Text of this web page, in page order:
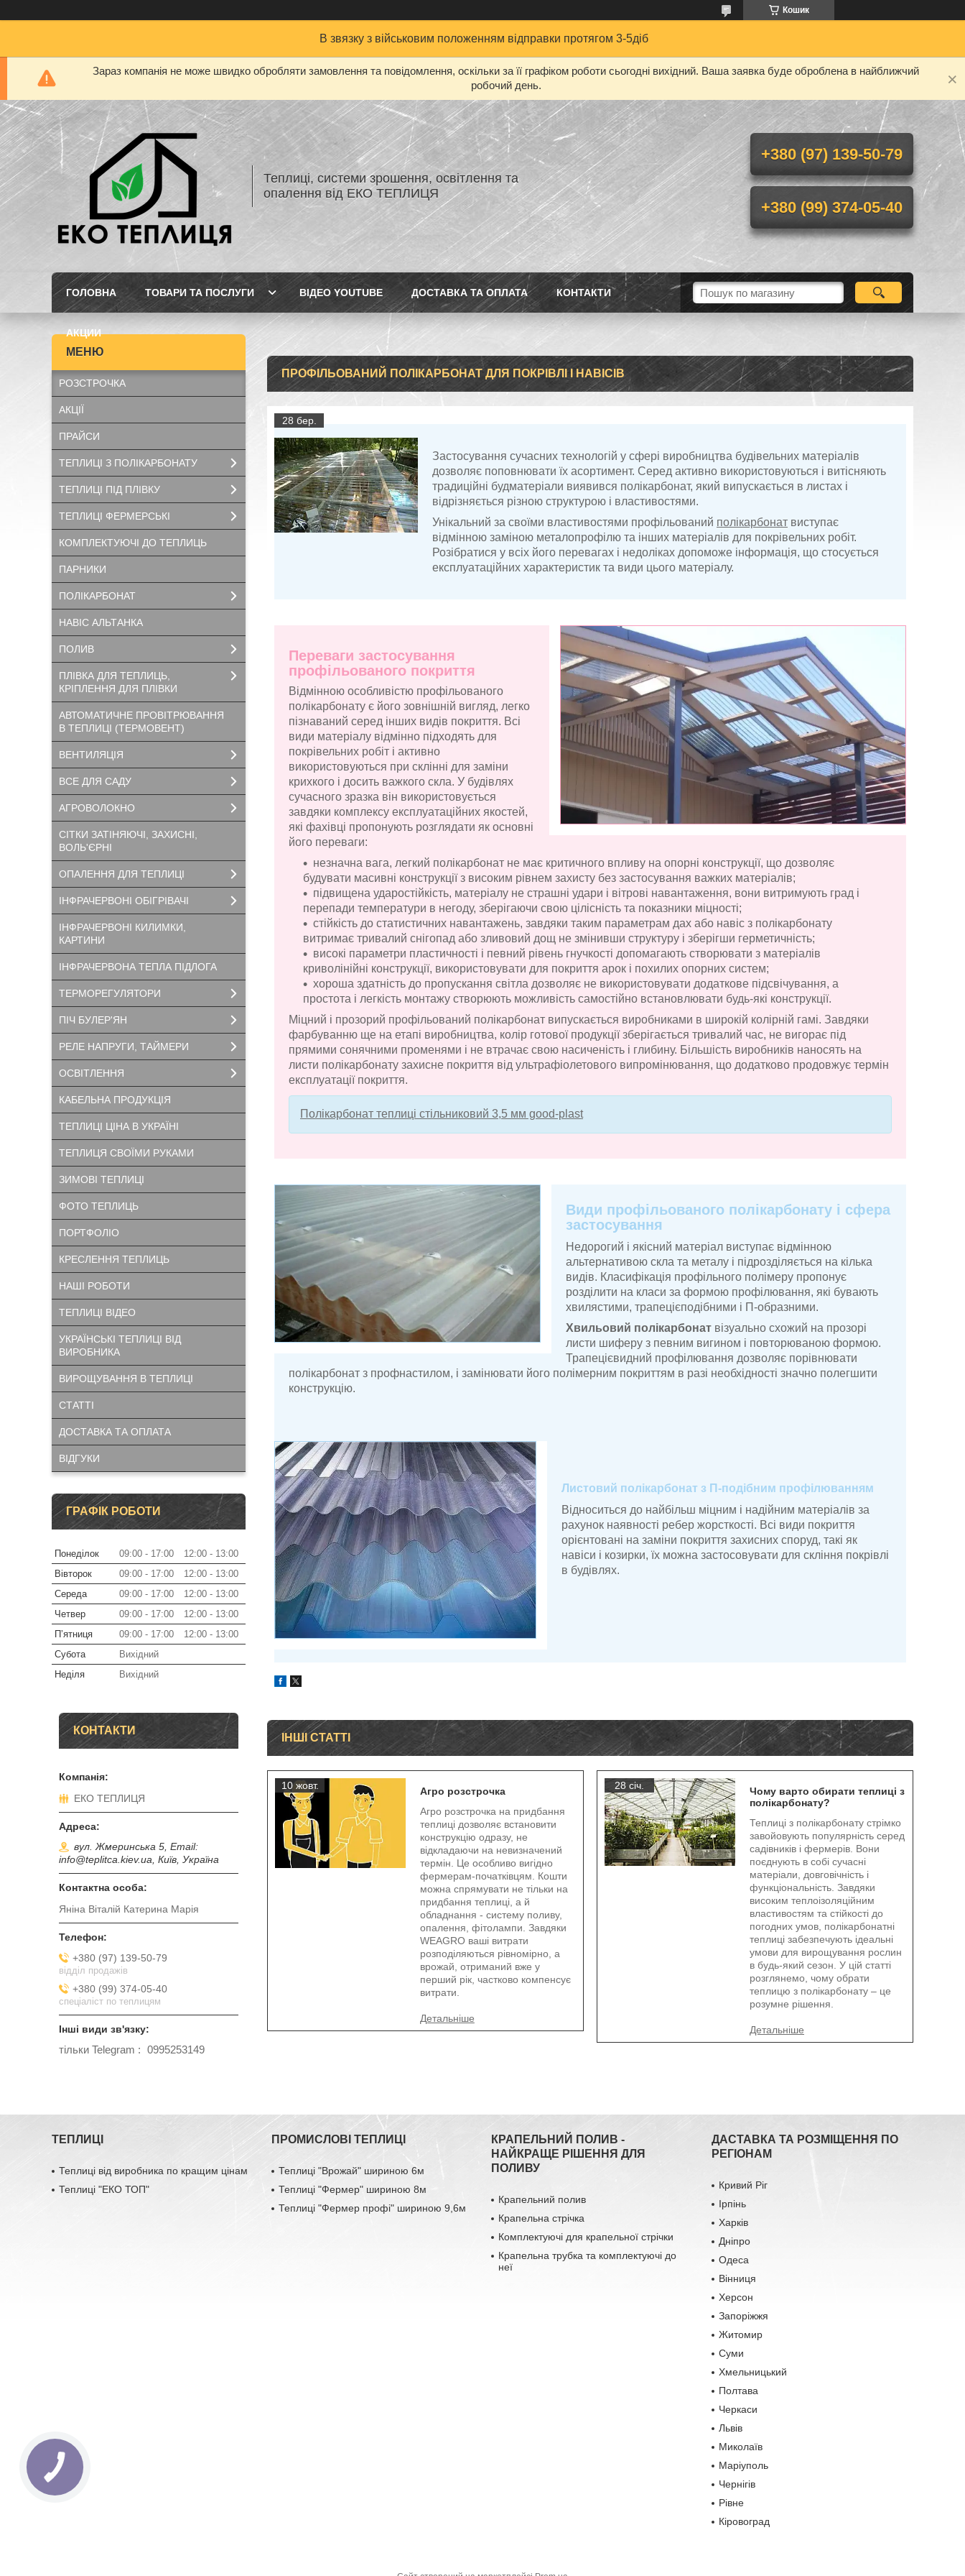
Кошик
В звязку з військовим положенням відправки протягом 3-5діб
Зараз компанія не може швидко обробляти замовлення та повідомлення, оскільки за її графіком роботи сьогодні вихідний. Ваша заявка буде оброблена в найближчий
робочий день.
Теплиці, системи зрошення, освітлення та
опалення від ЕКО ТЕПЛИЦЯ
+380 (97) 139-50-79
+380 (99) 374-05-40
ГОЛОВНА ТОВАРИ ТА ПОСЛУГИ ВІДЕО YOUTUBE ДОСТАВКА ТА ОПЛАТА КОНТАКТИ
АКЦИИ
ПРОФІЛЬОВАНИЙ ПОЛІКАРБОНАТ ДЛЯ ПОКРІВЛІ І НАВІСІВ
28 бер.
Застосування сучасних технологій у сфері виробництва будівельних матеріалів
дозволяє поповнювати їх асортимент. Серед активно використовуються і витісняють
традиційні будматеріали виявився полікарбонат, який випускається в листах і
відрізняється різною структурою і властивостями.
Унікальний за своїми властивостями профільований полікарбонат виступає
відмінною заміною металопрофілю та інших матеріалів для покрівельних робіт.
Розібратися у всіх його перевагах і недоліках допоможе інформація, що стосується
експлуатаційних характеристик та види цього матеріалу.
Переваги застосування
профільованого покриття
Відмінною особливістю профільованого
полікарбонату є його зовнішній вигляд, легко
пізнаваний серед інших видів покриття. Всі
види матеріалу відмінно підходять для
покрівельних робіт і активно
використовуються при склінні для заміни
крихкого і досить важкого скла. У будівлях
сучасного зразка він використовується
завдяки комплексу експлуатаційних якостей,
які фахівці пропонують розглядати як основні
його переваги:
незначна вага, легкий полікарбонат не має критичного впливу на опорні конструкції, що дозволяє
будувати масивні конструкції з високим рівнем захисту без застосування важких матеріалів;
підвищена ударостійкість, матеріалу не страшні удари і вітрові навантаження, вони витримують град і
перепади температури в негоду, зберігаючи свою цілісність та показники міцності;
стійкість до статистичних навантажень, завдяки таким параметрам дах або навіс з полікарбонату
витримає тривалий снігопад або зливовий дощ не змінивши структуру і зберігши герметичність;
високі параметри пластичності і певний рівень гнучкості допомагають створювати з матеріалів
криволінійні конструкції, використовувати для покриття арок і похилих опорних систем;
хороша здатність до пропускання світла дозволяє не використовувати додаткове підсвічування, а
простота і легкість монтажу створюють можливість самостійно встановлювати будь-які конструкції.
Міцний і прозорий профільований полікарбонат випускається виробниками в широкій колірній гамі. Завдяки
фарбуванню ще на етапі виробництва, колір готової продукції зберігається тривалий час, не вигорає під
прямими сонячними променями і не втрачає свою насиченість і глибину. Більшість виробників наносять на
листи полікарбонату захисне покриття від ультрафіолетового випромінювання, що додатково продовжує термін
експлуатації покриття.
Полікарбонат теплиці стільниковий 3,5 мм good-plast
Види профільованого полікарбонату і сфера
застосування
Недорогий і якісний матеріал виступає відмінною
альтернативою скла та металу і підрозділяється на кілька
видів. Класифікація профільного полімеру пропонує
розділити на класи за формою профілювання, які бувають
хвилястими, трапецієподібними і П-образними.
Хвильовий полікарбонат візуально схожий на прозорі
листи шиферу з певним вигином і повторюваною формою.
Трапецієвидний профілювання дозволяє порівнювати
полікарбонат з профнастилом, і замінювати його полімерним покриттям в разі необхідності значно полегшити
конструкцію.
Листовий полікарбонат з П-подібним профілюванням
Відноситься до найбільш міцним і надійним матеріалів за
рахунок наявності ребер жорсткості. Всі види покриття
орієнтовані на заміни покриття захисних споруд, такі як
навіси і козирки, їх можна застосовувати для скління покрівлі
в будівлях.
ІНШІ СТАТТІ
10 жовт.
Агро розстрочка
Агро розстрочка на придбання
теплиці дозволяє встановити
конструкцію одразу, не
відкладаючи на невизначений
термін. Це особливо вигідно
фермерам-початківцям. Кошти
можна спрямувати не тільки на
придбання теплиці, а й
обладнання - систему поливу,
опалення, фітолампи. Завдяки
WEAGRO ваші витрати
розподіляються рівномірно, а
врожай, отриманий вже у
перший рік, частково компенсує
витрати.
28 січ.
Чому варто обирати теплиці з
полікарбонату?
Теплиці з полікарбонату стрімко
завойовують популярність серед
садівників і фермерів. Вони
поєднують в собі сучасні
матеріали, довговічність і
функціональність. Завдяки
високим теплоізоляційним
властивостям та стійкості до
погодних умов, полікарбонатні
теплиці забезпечують ідеальні
умови для вирощування рослин
в будь-який сезон. У цій статті
розглянемо, чому обрати
теплицю з полікарбонату – це
розумне рішення.
РОЗСТРОЧКА
АКЦІЇ
ПРАЙСИ
ТЕПЛИЦІ З ПОЛІКАРБОНАТУ
ТЕПЛИЦІ ПІД ПЛІВКУ
ТЕПЛИЦІ ФЕРМЕРСЬКІ
КОМПЛЕКТУЮЧІ ДО ТЕПЛИЦЬ
ПАРНИКИ
ПОЛІКАРБОНАТ
НАВІС АЛЬТАНКА
ПОЛИВ
ПЛІВКА ДЛЯ ТЕПЛИЦЬ,
КРІПЛЕННЯ ДЛЯ ПЛІВКИ
АВТОМАТИЧНЕ ПРОВІТРЮВАННЯ
В ТЕПЛИЦІ (ТЕРМОВЕНТ)
ВЕНТИЛЯЦІЯ
ВСЕ ДЛЯ САДУ
АГРОВОЛОКНО
СІТКИ ЗАТІНЯЮЧІ, ЗАХИСНІ,
ВОЛЬ'ЄРНІ
ОПАЛЕННЯ ДЛЯ ТЕПЛИЦІ
ІНФРАЧЕРВОНІ ОБІГРІВАЧІ
ІНФРАЧЕРВОНІ КИЛИМКИ,
КАРТИНИ
ІНФРАЧЕРВОНА ТЕПЛА ПІДЛОГА
ТЕРМОРЕГУЛЯТОРИ
ПІЧ БУЛЕР'ЯН
РЕЛЕ НАПРУГИ, ТАЙМЕРИ
ОСВІТЛЕННЯ
КАБЕЛЬНА ПРОДУКЦІЯ
ТЕПЛИЦІ ЦІНА В УКРАЇНІ
ТЕПЛИЦЯ СВОЇМИ РУКАМИ
ЗИМОВІ ТЕПЛИЦІ
ФОТО ТЕПЛИЦЬ
ПОРТФОЛІО
КРЕСЛЕННЯ ТЕПЛИЦЬ
НАШІ РОБОТИ
ТЕПЛИЦІ ВІДЕО
УКРАЇНСЬКІ ТЕПЛИЦІ ВІД
ВИРОБНИКА
ВИРОЩУВАННЯ В ТЕПЛИЦІ
СТАТТІ
ДОСТАВКА ТА ОПЛАТА
ВІДГУКИ
ГРАФІК РОБОТИ
Понеділок 09:00 17:00 12:00
13:00
Вівторок
09:00 17:00 12:00
13:00
Середа
09:00 17:00 12:00
13:00
Четвер
09:00 17:00 12:00
13:00
Пʼятниця
09:00 17:00 12:00
13:00
Субота
Вихідний
Неділя
Вихідний
КОНТАКТИ
ЕКО ТЕПЛИЦЯ
вул. Жмеринська 5, Email:
info@teplitca.kiev.ua, Київ, Україна
Яніна Віталій Катерина Марія
+380 (97) 139-50-79
відділ продажів
+380 (99) 374-05-40
спеціаліст по теплицям
тільки Telegram 0995253149
ТЕПЛИЦІ
Теплиці від виробника по кращим цінам
Теплиці "ЕКО ТОП"
ПРОМИСЛОВІ ТЕПЛИЦІ
Теплиці "Врожай" шириною 6м
Теплиці "Фермер" шириною 8м
Теплиці "Фермер профі" шириною 9,6м
КРАПЕЛЬНИЙ ПОЛИВ -
НАЙКРАЩЕ РІШЕННЯ ДЛЯ
ПОЛИВУ
Крапельний полив
Крапельна стрічка
Комплектуючі для крапельної стрічки
Крапельна трубка та комплектуючі до
неї
ДАСТАВКА ТА РОЗМІЩЕННЯ ПО
РЕГІОНАМ
Кривий Ріг
Ірпінь
Харків
Дніпро
Одеса
Вінниця
Херсон
Запоріжжя
Житомир
Суми
Хмельницький
Полтава
Черкаси
Львів
Миколаїв
Маріуполь
Чернігів
Рівне
Кіровоград